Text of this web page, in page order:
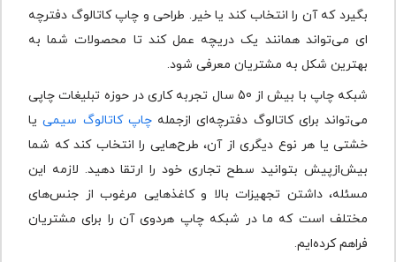
بگیرد که آن را انتخاب کند یا خیر. طراحی و چاپ کاتالوگ دفترچه
‌ای می‌تواند همانند یک دریچه عمل کند تا محصولات شما به
بهترین شکل به مشتریان معرفی شود.
شبکه چاپ با بیش از 50 سال تجربه کاری در حوزه تبلیغات چاپی
می‌تواند برای کاتالوگ دفترچه‌ای ازجملهچاپ کاتالوگ سیمییا
خشتی یا هر نوع دیگری از آن، طرح‌هایی را انتخاب کند که شما
بیش‌ازپیش بتوانید سطح تجاری خود را ارتقا دهید. لازمه این
مسئله، داشتن تجهیزات بالا و کاغذهایی مرغوب از جنس‌های
مختلف است که ما در شبکه چاپ هردوی آن را برای مشتریان
فراهم کرده‌ایم.